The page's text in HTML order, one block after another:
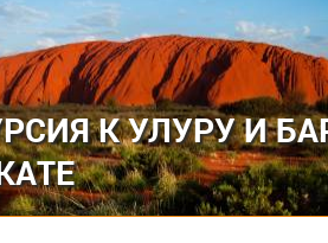
К УЛУРУ И